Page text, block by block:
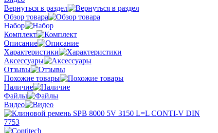
Вернуться в раздел
Обзор товара
Набор
Комплект
Описание
Характеристики
Аксессуары
Отзывы
Похожие товары
Наличие
Файлы
Видео